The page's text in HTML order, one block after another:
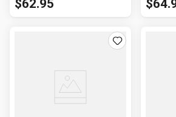
$62.95 $64.